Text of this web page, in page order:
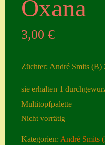
Oxana
3,00€
Züchter: André Smits (B)
sie erhalten 1
Multitopfpalette
Nicht vorrätig
Kategorien:André Smits